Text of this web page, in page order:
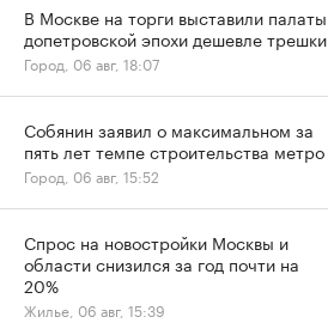
В Москве на торги выставили палаты
допетровской эпохи дешевле трешки
Город, 06 авг, 18:07
Собянин заявил о максимальном за
пять лет темпе строительства метро
Город, 06 авг, 15:52
Спрос на новостройки Москвы и
области снизился за год почти на
20%
Жилье, 06 авг, 15:39